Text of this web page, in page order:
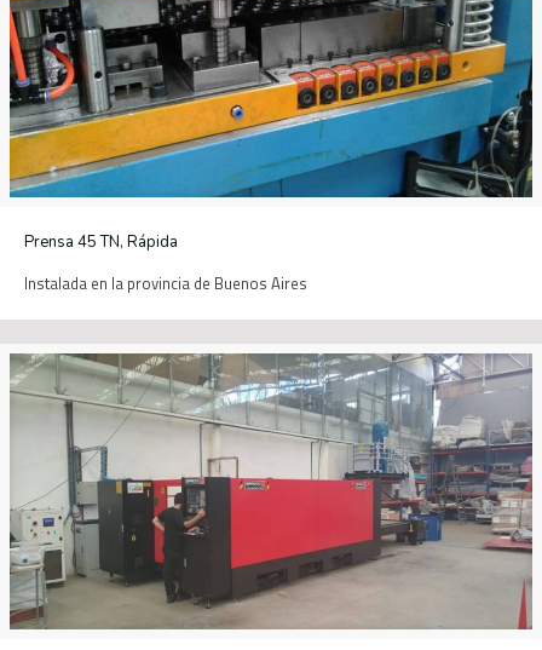
Prensa 45 TN, Rápida
Instalada en la provincia de Buenos Aires